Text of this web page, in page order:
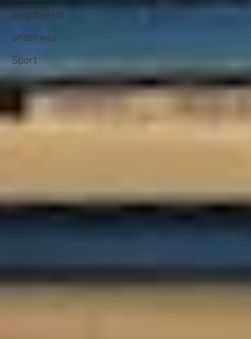
jeugdbeleid
onderwijs
Sport